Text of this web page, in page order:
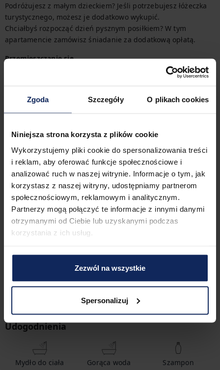
Zgoda Szczegóły O plikach cookies
Niniejsza strona korzysta z plików cookie
Wykorzystujemy pliki cookie do spersonalizowania treści
i reklam, aby oferować funkcje społecznościowe i
analizować ruch w naszej witrynie. Informacje o tym, jak
korzystasz z naszej witryny, udostępniamy partnerom
społecznościowym, reklamowym i analitycznym.
Partnerzy mogą połączyć te informacje z innymi danymi
otrzymanymi od Ciebie lub uzyskanymi podczas
korzystania z ich usług.
Zezwól na wszystkie
Spersonalizuj
Podróżujesz z małym dzieckiem? Jeśli potrzebujesz łóżeczka
turystycznego, możesz je dodatkowo wykupić.
Chciałbyś rozpocząć dzień pysznym posiłkiem? W tym
apartamencie zamówisz śniadanie za dodatkową opłatą.
Przemieszczanie się
W pobliżu obiektu znajduje się 6 przystanków autobusowych i
tramwajowych, stacja metra, a także stacja kolejowa. Na
Wszystkie opcje transportu z łatwością znajdziesz na
dostępnej mapie.
Zameldowanie i wymeldowanie
Zameldowanie: 16:00
Wymeldowanie: 10:00
Cechy obiektu
1 sypialnia
Udogodnienia
Mydło do ciała Gorąca woda Szampon